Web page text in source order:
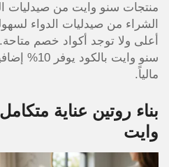
منتجات سنو وايت من صيدليات
الشراء من صيدليات الدواء
أعلى ولا توجد أكواد خصم
سنو وايت
مالياً.
بناء روتين عناية
وايت